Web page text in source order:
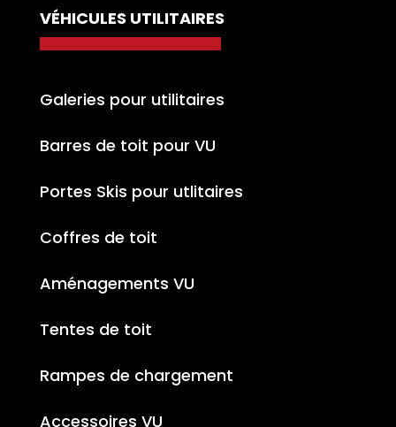
VÉHICULES UTILITAIRES
Galeries pour utilitaires
Barres de toit pour VU
Portes Skis pour utlitaires
Coffres de toit
Aménagements VU
Tentes de toit
Rampes de chargement
Accessoires VU